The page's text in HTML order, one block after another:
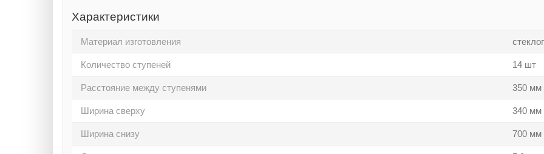
Характеристики
Материал изготовления
Количество ступеней 14 шт
Расстояние между ступенями 350 мм
Ширина сверху 340 мм
Ширина снизу 700 мм